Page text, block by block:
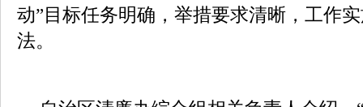
动”目标任务明确，举措要求清晰，工作
法。